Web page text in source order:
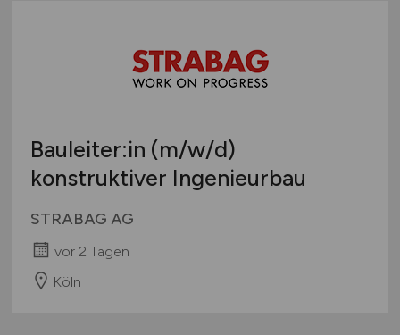
Bauleiter:in (m/w/d)
konstruktiver Ingenieurbau
STRABAG AG
vor 2 Tagen
Köln